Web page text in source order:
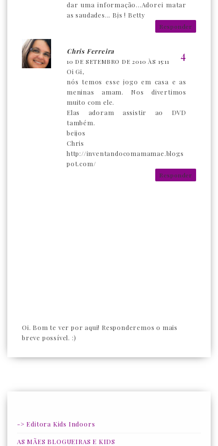
dar uma informação...Adorei matar
as saudades... Bjs ! Betty
Responder
Chris Ferreira
10 DE SETEMBRO DE 2010 ÀS 15:11
Oi Gi,
nós temos esse jogo em casa e as
meninas amam. Nos divertimos
muito com ele.
Elas adoram assistir ao DVD
também.
beijos
Chris
http://inventandocomamamae.blogs
pot.com/
Responder
Oi. Bom te ver por aqui! Responderemos o mais
breve possível. :)
-> Editora Kids Indoors
AS MÃES BLOGUEIRAS E KIDS